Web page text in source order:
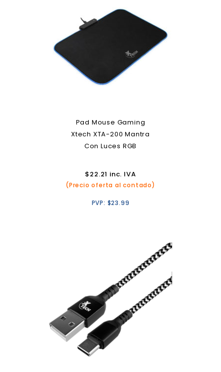
Pad Mouse Gaming
Xtech XTA-200 Mantra
Con Luces RGB
$22.21 inc. IVA
(Precio oferta al contado)
PVP: $23.99